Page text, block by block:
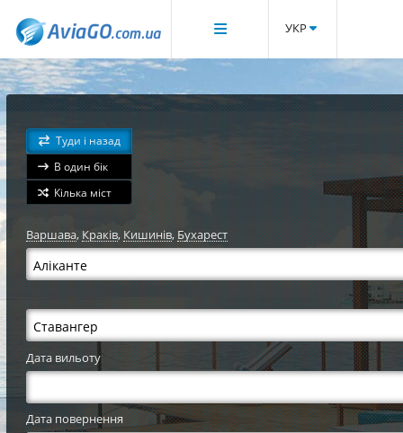
УКР
Туди і назад
В один бік
Кілька міст
Варшава,Краків,Кишинів,Бухарест
Дата вильоту
Дата повернення